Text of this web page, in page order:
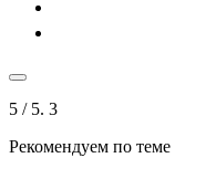
5 / 5. 3
Рекомендуем по теме